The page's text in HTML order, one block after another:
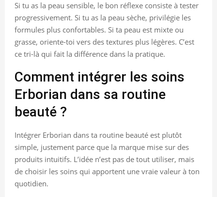
Si tu as la peau sensible, le bon réflexe consiste à tester
progressivement. Si tu as la peau sèche, privilégie les
formules plus confortables. Si ta peau est mixte ou
grasse, oriente-toi vers des textures plus légères. C’est
ce tri-là qui fait la différence dans la pratique.
Comment intégrer les soins
Erborian dans sa routine
beauté ?
Intégrer Erborian dans ta routine beauté est plutôt
simple, justement parce que la marque mise sur des
produits intuitifs. L’idée n’est pas de tout utiliser, mais
de choisir les soins qui apportent une vraie valeur à ton
quotidien.